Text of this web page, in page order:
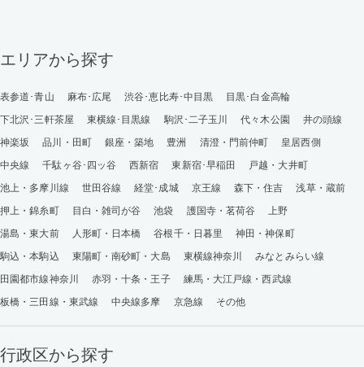
エリアから探す
表参道･青山 麻布･広尾 渋谷･恵比寿･中目黒
目黒･白金高輪
下北沢･三軒茶屋
東横線･目黒線 駒沢･二子玉川 代々木公園
井の頭線
神楽坂
品川・田町 銀座・築地 豊洲 清澄・門前仲町
皇居西側
中央線
千駄ヶ谷･四ッ谷 西新宿 東新宿･早稲田
戸越・大井町
池上・多摩川線
世田谷線 経堂･成城 京王線 森下・住吉
浅草・蔵前
押上・錦糸町
目白・雑司が谷 池袋 護国寺・茗荷谷
上野
湯島・東大前
人形町・日本橋 谷根千・日暮里
神田・神保町
駒込・本駒込
東陽町・南砂町・大島 東横線神奈川
みなとみらい線
田園都市線神奈川
赤羽・十条・王子
練馬・大江戸線・西武線
板橋・三田線・東武線
中央線多摩 京急線 その他
行政区から探す